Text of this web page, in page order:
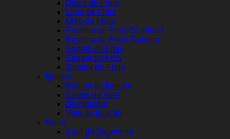
Disco de Freio
Lona de Freio
Óleo de Freio
Pastilha de Freio Dianteiro
Pastilha de Freio Traseira
Sapata de Freio
Sensor do ABS
Tambor de Freio
Ignição
Bobina de Ignição
Cabos de Vela
Distribuidor
Vela de Ignição
Motor
Anel de Segmento